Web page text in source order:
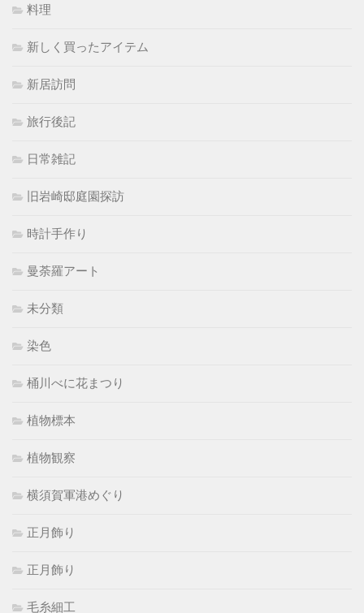
料理
新しく買ったアイテム
新居訪問
旅行後記
日常雑記
旧岩崎邸庭園探訪
時計手作り
曼荼羅アート
未分類
染色
桶川べに花まつり
植物標本
植物観察
横須賀軍港めぐり
正月飾り
正月飾り
毛糸細工